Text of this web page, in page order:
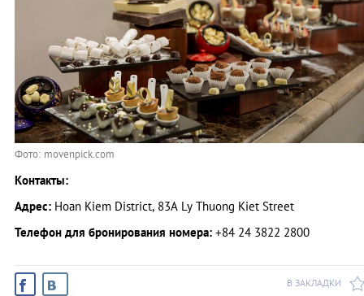
Фото: movenpick.com
Контакты:
Адрес: Hoan Kiem District, 83A Ly Thuong Kiet Street
Телефон для бронирования номера: +84 24 3822 2800
В ЗАКЛАДКИ